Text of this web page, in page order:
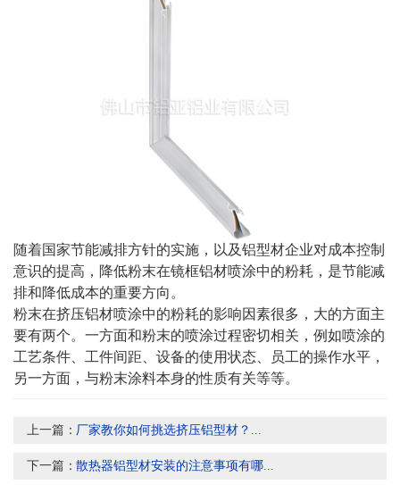
随着国家节能减排方针的实施，以及铝型材企业对成本控制
意识的提高，降低粉末在镜框铝材喷涂中的粉耗，是节能减
排和降低成本的重要方向。
粉末在挤压铝材喷涂中的粉耗的影响因素很多，大的方面主
要有两个。一方面和粉末的喷涂过程密切相关，例如喷涂的
工艺条件、工件间距、设备的使用状态、员工的操作水平，
另一方面，与粉末涂料本身的性质有关等等。
上一篇： 厂家教你如何挑选挤压铝型材？...
下一篇：散热器铝型材安装的注意事项有哪...